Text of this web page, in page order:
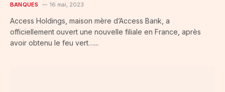
BANQUES 16 mai, 2023
Access Holdings, maison mère d’Access Bank, a
officiellement ouvert une nouvelle filiale en France, après
avoir obtenu le feu vert…...